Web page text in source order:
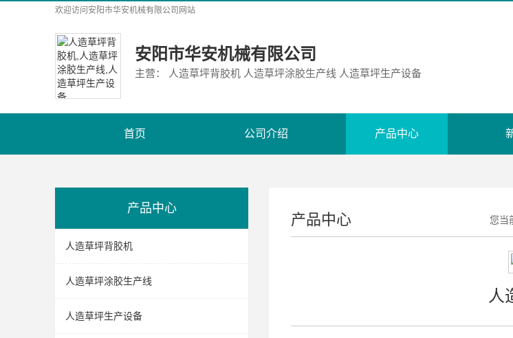
欢迎访问 安阳市华安机械有限公司 网站
安阳市华安机械有限公司
主营： 人造草坪背胶机 人造草坪涂胶生产线 人造草坪生产设备
首页 公司介绍 产品中心
产品中心
人造草坪背胶机
人造草坪涂胶生产线
人造草坪生产设备
产品中心 您当
人